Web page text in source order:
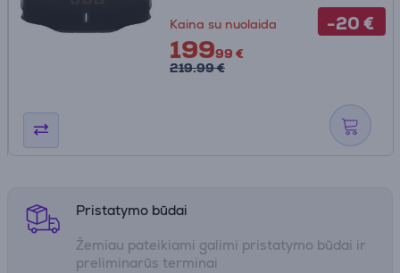
-20 €
Kaina su nuolaida
19999 €
219.99 €
Pristatymo būdai
Žemiau pateikiami galimi pristatymo būdai ir
preliminarūs terminai